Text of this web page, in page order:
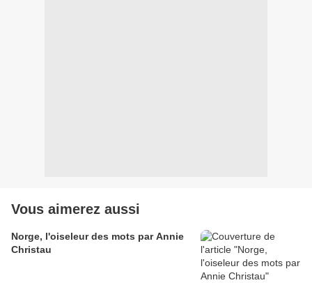
Vous aimerez aussi
Norge, l'oiseleur des mots par Annie
Christau